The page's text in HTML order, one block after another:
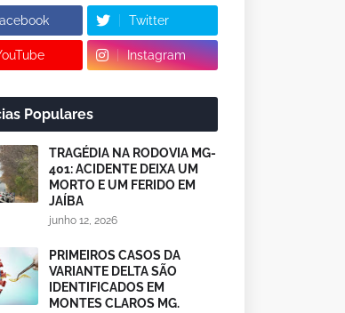
Twitter
Instagram
Populares
TRAGÉDIA NA RODOVIA MG-
401: ACIDENTE DEIXA UM
MORTO E UM FERIDO EM
JAÍBA
junho 12, 2026
PRIMEIROS CASOS DA
VARIANTE DELTA SÃO
IDENTIFICADOS EM
MONTES CLAROS MG.